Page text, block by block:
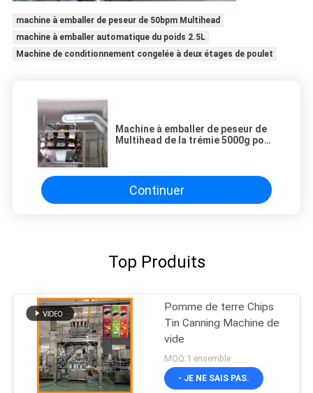
machine à emballer de peseur de 50bpm Multihead
machine à emballer automatique du poids 2.5L
Machine de conditionnement congelée à deux étages de poulet
Machine à emballer de peseur de
Multihead de la trémie 5000g pour
Continuer
Top Produits
Pomme de terre Chips
Tin Canning Machine de
vide
MOQ:1 ensemble
- JE NE SAIS PAS.